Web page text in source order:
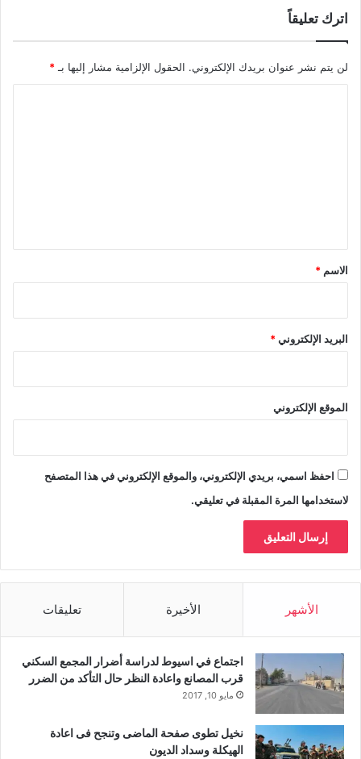
اترك تعليقاً
لن يتم نشر عنوان بريدك الإلكتروني. الحقول الإلزامية مشار إليها بـ *
*
الاسم *
البريد الإلكتروني*
الموقع الإلكتروني
احفظ اسمي، بريدي الإلكتروني، والموقع الإلكتروني في هذا المتصفح
لاستخدامها المرة المقبلة في تعليقي.
الأشهر الأخيرة تعليقات
اجتماع في اسيوط لدراسة أضرار المجمع السكني
قرب المصانع واعادة النظر حال التأكد من الضرر
مايو 10, 2017
نخيل تطوى صفحة الماضى وتنجح فى اعادة
الهيكلة وسداد الديون